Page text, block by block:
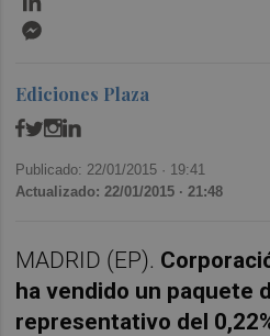
Ediciones Plaza
Publicado: 22/01/2015 · 19:41
Actualizado: 22/01/2015 · 21:48
MADRID (EP).
ha vendido un paquete
representativo del